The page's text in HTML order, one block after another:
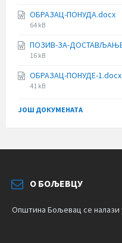
ОБРАЗАЦ-ПОНУДА.docx
File
64 kB
ПОЗИВ-ЗА-
File
16 kB
ОБРАЗАЦ-ПОНУДЕ-1.docx
File
41 kB
ЈОШ ДОКУМЕНАТА
О БОЉЕВЦУ
Општина Бољевац се налази